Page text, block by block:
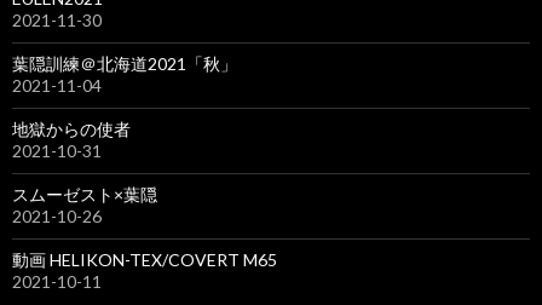
2021-11-30
葉隠訓練＠北海道2021「秋」
2021-11-04
地獄からの使者
2021-10-31
スムーゼスト×葉隠
2021-10-26
動画 HELIKON-TEX/COVERT M65
2021-10-11